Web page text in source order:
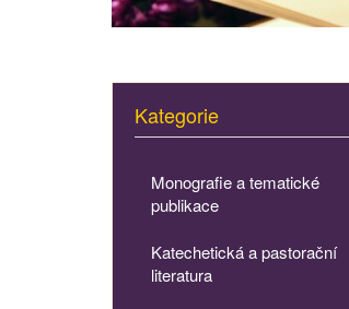
Kategorie
Monografie a tematické
publikace
Katechetická a pastorační
literatura